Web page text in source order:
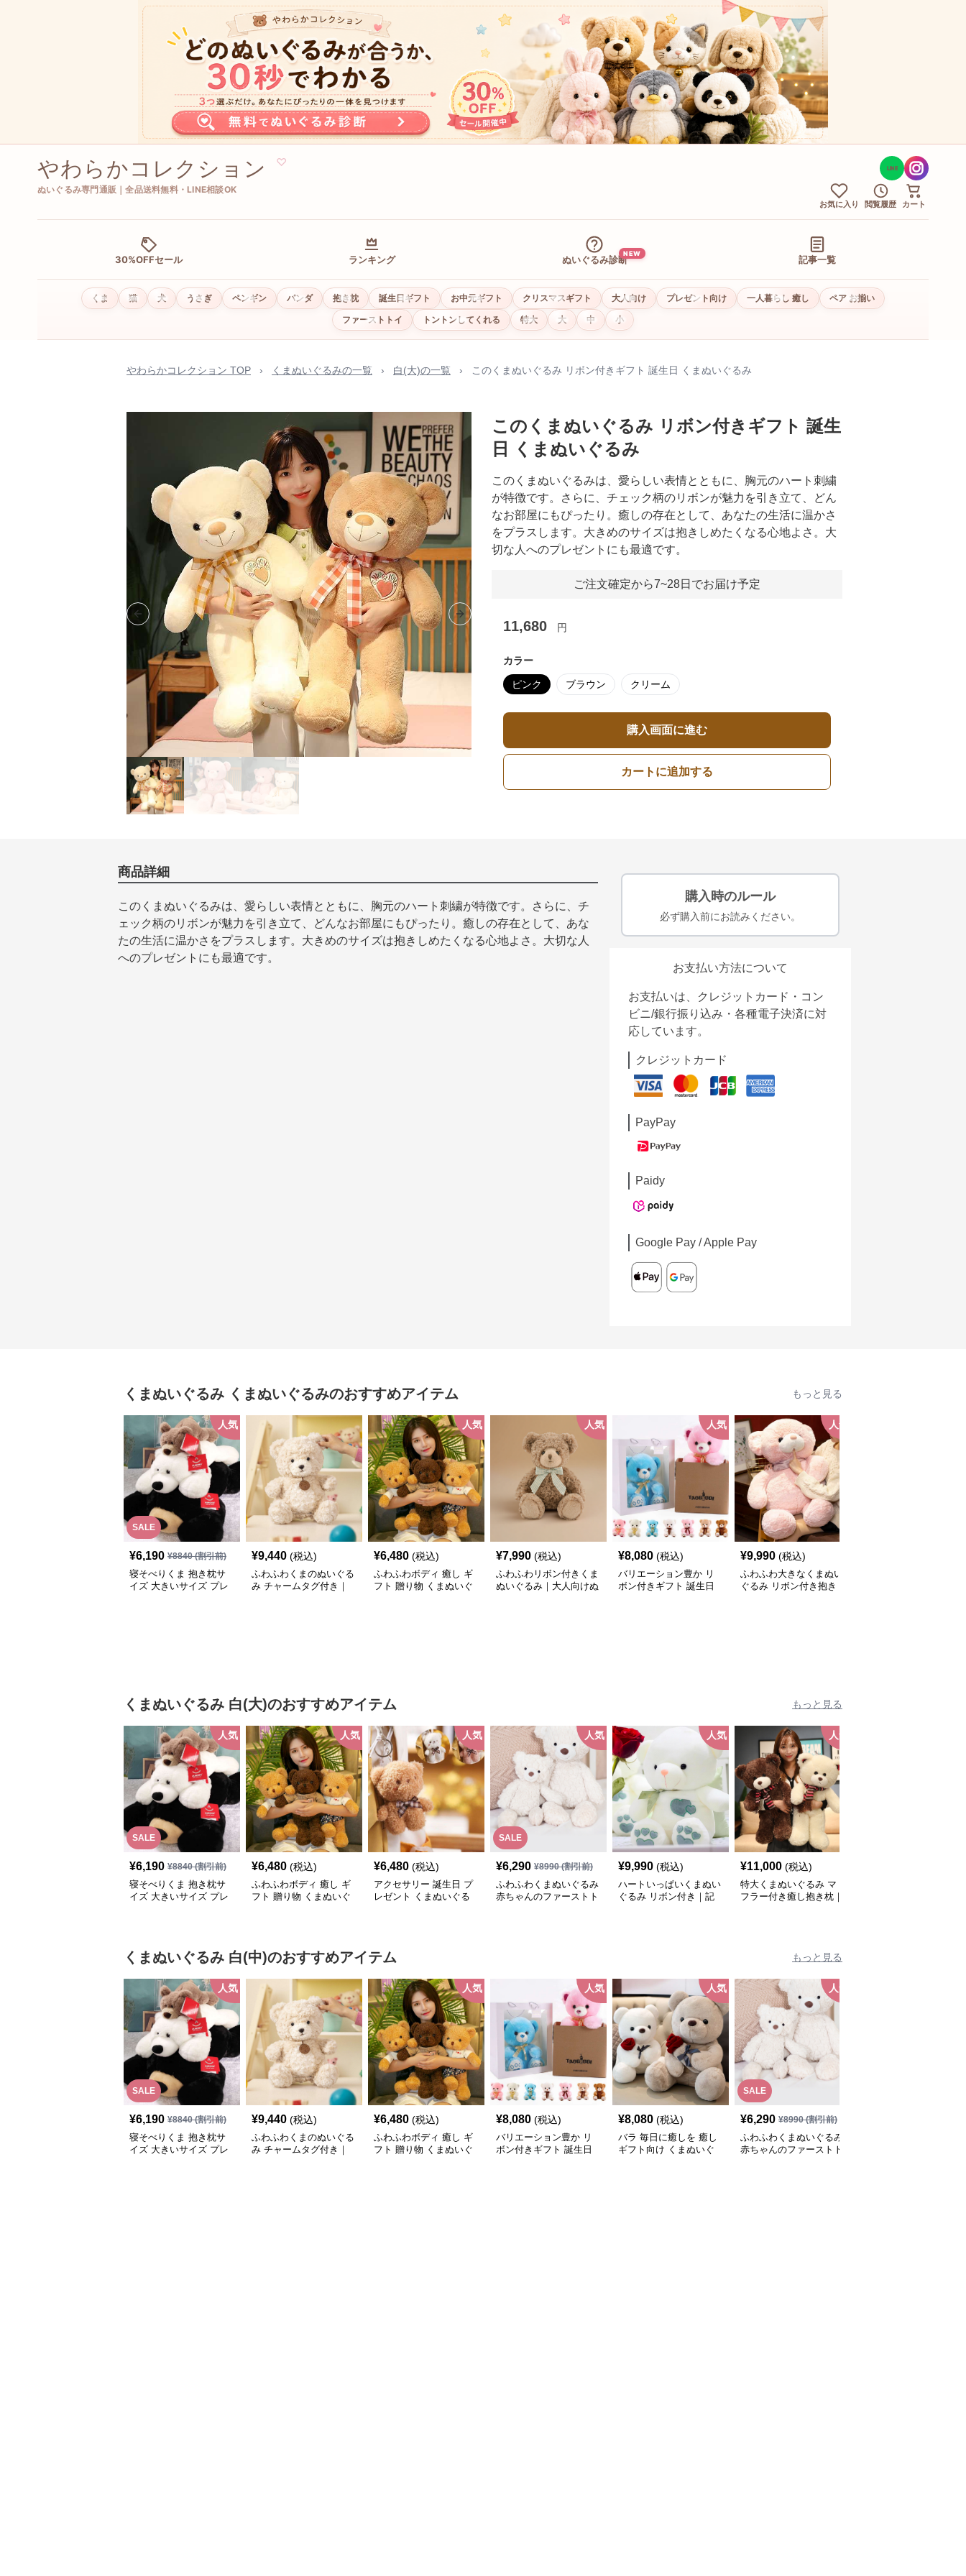
やわらかコレクション ♡
ぬいぐるみ専門通販｜全品送料無料・LINE相談OK
LINE
お気に入り 閲覧履歴 カート
30%OFFセール ランキング ぬいぐるみ診断
NEW
記事一覧
くま 猫 犬 うさぎ ペンギン パンダ 抱き枕 誕生日ギフト お中元ギフト クリスマスギフト 大人向け プレゼント向け 一人暮らし 癒し
ペア お揃い
ファーストトイ
トントンしてくれる 特大 大 中 小
やわらかコレクション TOP › くまぬいぐるみの一覧 › 白(大)の一覧 › このくまぬいぐるみ リボン付きギフト 誕生日 くまぬいぐるみ
Previous slide Next slide
このくまぬいぐるみ リボン付きギフト 誕生
日 くまぬいぐるみ
このくまぬいぐるみは、愛らしい表情とともに、胸元のハート刺繍
が特徴です。さらに、チェック柄のリボンが魅力を引き立て、どん
なお部屋にもぴったり。癒しの存在として、あなたの生活に温かさ
をプラスします。大きめのサイズは抱きしめたくなる心地よさ。大
切な人へのプレゼントにも最適です。
ご注文確定から7~28日でお届け予定
11,680 円
カラー
ピンク ブラウン クリーム
購入画面に進む
カートに追加する
商品詳細
このくまぬいぐるみは、愛らしい表情とともに、胸元のハート刺繍が特徴です。さらに、チ
ェック柄のリボンが魅力を引き立て、どんなお部屋にもぴったり。癒しの存在として、あな
たの生活に温かさをプラスします。大きめのサイズは抱きしめたくなる心地よさ。大切な人
へのプレゼントにも最適です。
購入時のルール
必ず購入前にお読みください。
お支払い方法について
お支払いは、クレジットカード・コン
ビニ/銀行振り込み・各種電子決済に対
応しています。
クレジットカード
PayPay
Paidy
Google Pay / Apple Pay
くまぬいぐるみ くまぬいぐるみのおすすめアイテム もっと見る
SALE
人気
¥6,190 ¥8840(割引前)
寝そべりくま 抱き枕サ
イズ 大きいサイズ プレ
¥9,440 (税込)
ふわふわくまのぬいぐる
み チャームタグ付き｜
人気
¥6,480 (税込)
ふわふわボディ 癒し ギ
フト 贈り物 くまぬいぐ
人気
¥7,990 (税込)
ふわふわリボン付きくま
ぬいぐるみ｜大人向けぬ
人気
¥8,080 (税込)
バリエーション豊か リ
ボン付きギフト 誕生日
人気
¥9,990 (税込)
ふわふわ大きなくまぬい
ぐるみ リボン付き抱き
くまぬいぐるみ 白(大)のおすすめアイテム もっと見る
SALE
人気
¥6,190 ¥8840(割引前)
寝そべりくま 抱き枕サ
イズ 大きいサイズ プレ
人気
¥6,480 (税込)
ふわふわボディ 癒し ギ
フト 贈り物 くまぬいぐ
人気
¥6,480 (税込)
アクセサリー 誕生日 プ
レゼント くまぬいぐる
SALE
人気
¥6,290 ¥8990(割引前)
ふわふわくまぬいぐるみ
赤ちゃんのファーストト
人気
¥9,990 (税込)
ハートいっぱいくまぬい
ぐるみ リボン付き｜記
人気
¥11,000 (税込)
特大くまぬいぐるみ マ
フラー付き癒し抱き枕｜
くまぬいぐるみ 白(中)のおすすめアイテム もっと見る
SALE
人気
¥6,190 ¥8840(割引前)
寝そべりくま 抱き枕サ
イズ 大きいサイズ プレ
¥9,440 (税込)
ふわふわくまのぬいぐる
み チャームタグ付き｜
人気
¥6,480 (税込)
ふわふわボディ 癒し ギ
フト 贈り物 くまぬいぐ
人気
¥8,080 (税込)
バリエーション豊か リ
ボン付きギフト 誕生日
人気
¥8,080 (税込)
バラ 毎日に癒しを 癒し
ギフト向け くまぬいぐ
SALE
人気
¥6,290 ¥8990(割引前)
ふわふわくまぬいぐるみ
赤ちゃんのファーストト